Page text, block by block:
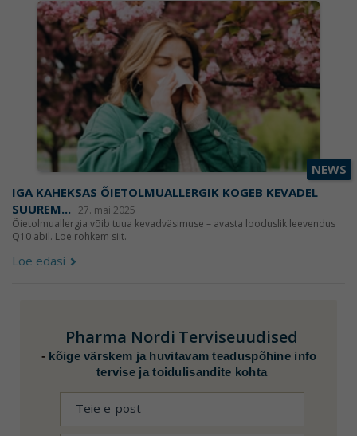
NEWS
IGA KAHEKSAS ÕIETOLMUALLERGIK KOGEB KEVADEL
SUUREM... 27. mai 2025
Õietolmuallergia võib tuua kevadväsimuse – avasta looduslik leevendus
Q10 abil. Loe rohkem siit.
Loe edasi
Pharma Nordi Terviseuudised
- kõige värskem ja huvitavam teaduspõhine info
tervise ja toidulisandite kohta